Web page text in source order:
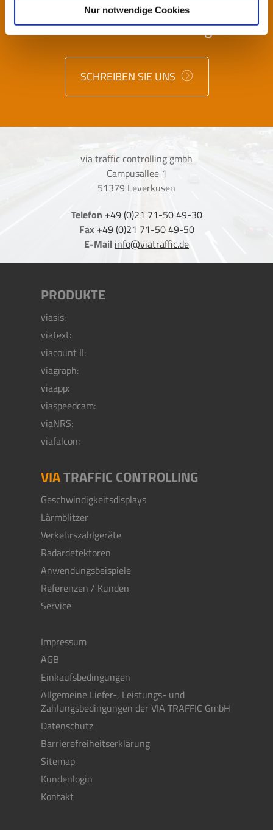
Nur notwendige Cookies
Sie haben noch eine Frage?
SCHREIBEN SIE UNS
via traffic controlling gmbh
Campusallee 1
51379 Leverkusen
Telefon +49 (0)21 71-50 49-30
Fax +49 (0)21 71-50 49-50
E-Mail info@viatraffic.de
PRODUKTE
viasis:
viatext:
viacount II:
viagraph:
viaapp:
viaspeedcam:
viaNRS:
viafalcon:
VIATRAFFIC CONTROLLING
Geschwindigkeitsdisplays
Lärmblitzer
Verkehrszählgeräte
Radardetektoren
Anwendungsbeispiele
Referenzen / Kunden
Service
Impressum
AGB
Einkaufsbedingungen
Allgemeine Liefer-, Leistungs- und
Zahlungsbedingungen der VIA TRAFFIC GmbH
Datenschutz
Barrierefreiheitserklärung
Sitemap
Kundenlogin
Kontakt